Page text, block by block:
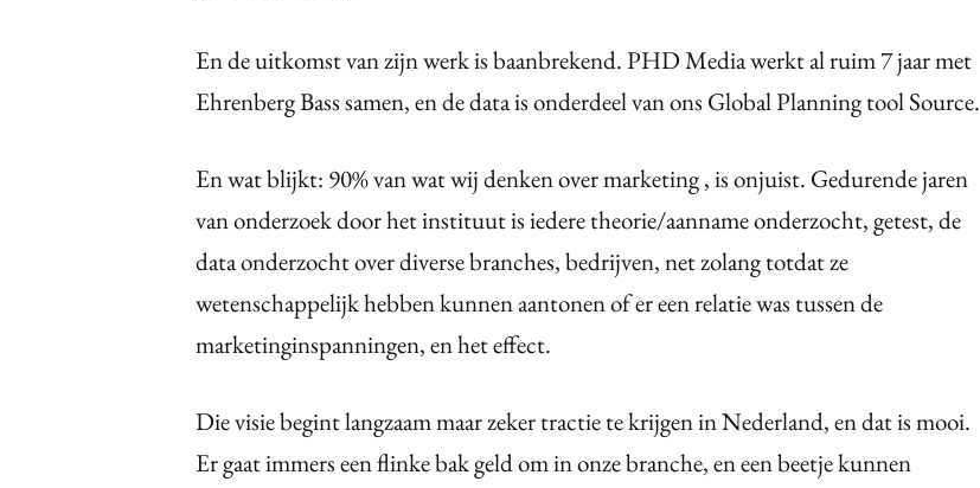
En de uitkomst van zijn werk is baanbrekend. PHD Media werkt al ruim 7 jaar met
Ehrenberg Bass samen, en de data is onderdeel van ons Global Planning tool Source.
En wat blijkt: 90% van wat wij denken over marketing , is onjuist. Gedurende jaren
van onderzoek door het instituut is iedere theorie/aanname onderzocht, getest, de
data onderzocht over diverse branches, bedrijven, net zolang totdat ze
wetenschappelijk hebben kunnen aantonen of er een relatie was tussen de
marketinginspanningen, en het effect.
Die visie begint langzaam maar zeker tractie te krijgen in Nederland, en dat is mooi.
Er gaat immers een flinke bak geld om in onze branche, en een beetje kunnen